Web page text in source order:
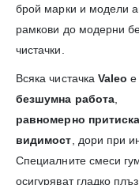
брой марки и модели
рамкови до модерни
чистачки.
Всяка чистачкаValeo е
безшумна работа
равномерно
видимост , дори при
Специалните смеси
осигуряват гладко